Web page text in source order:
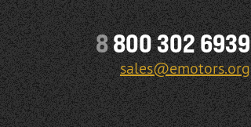
8800 302 6939
sales@emotors.org